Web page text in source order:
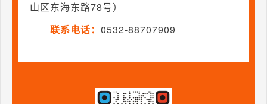
山区东海东路78号）
联系电话： 0532-88707909